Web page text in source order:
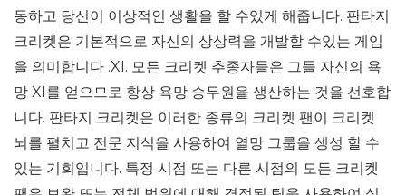
동하고 당신이 이상적인 생활을 할 수있게 해줍니다. 판타지
크리켓은 기본적으로 자신의 상상력을 개발할 수있는 게임
을 의미합니다 .XI. 모든 크리켓 추종자들은 그들 자신의 욕
망 XI를 얻으므로 항상 욕망 승무원을 생산하는 것을 선호합
니다. 판타지 크리켓은 이러한 종류의 크리켓 팬이 크리켓
뇌를 펼치고 전문 지식을 사용하여 열망 그룹을 생성 할 수
있는 기회입니다. 특정 시점 또는 다른 시점의 모든 크리켓